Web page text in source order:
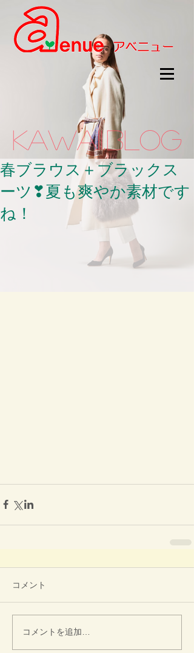
kawaii.BLOG
春ブラウス＋ブラックス
ーツ❣夏も爽やか素材です
ね！
コメント
コメントを追加…